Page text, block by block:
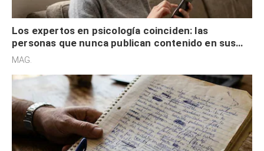
Los expertos en psicología coinciden: las
personas que nunca publican contenido en sus
redes sociales no pretenden buscar validación
MAG.